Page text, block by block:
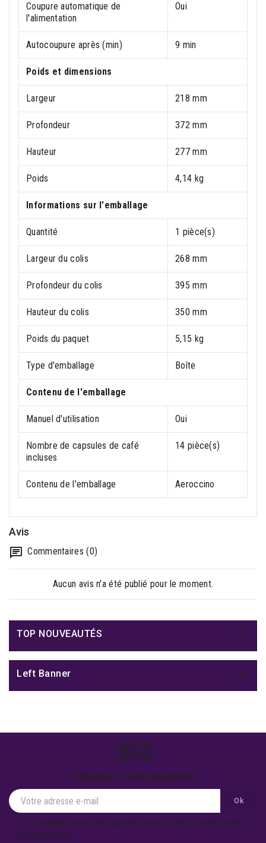
Coupure automatique de
l'alimentation
Oui
Autocoupure après (min) 9 min
Poids et dimensions
Largeur 218 mm
Profondeur 372 mm
Hauteur 277 mm
Poids 4,14 kg
Informations sur l'emballage
Quantité 1 pièce(s)
Largeur du colis 268 mm
Profondeur du colis 395 mm
Hauteur du colis 350 mm
Poids du paquet 5,15 kg
Type d'emballage Boîte
Contenu de l'emballage
Manuel d'utilisation Oui
Nombre de capsules de café
incluses
14 pièce(s)
Contenu de l'emballage Aeroccino
Avis
Commentaires (0)
Aucun avis n'a été publié pour le moment.
TOP NOUVEAUTÉS 
Left Banner 
S'abonner à notre newsletter
Je souhaite recevoir des actualités ou des offres promotionnelles
de la part d'ECP.